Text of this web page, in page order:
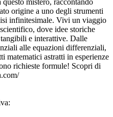
mistero, raccontando
origine a uno degli strumenti
infinitesimale. Vivi un viaggio
dove idee storiche
e interattive. Dalle
alle equazioni differenziali,
matematici astratti in esperienze
richieste formule! Scopri di